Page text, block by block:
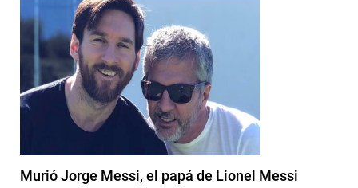
Murió Jorge Messi, el papá de Lionel Messi